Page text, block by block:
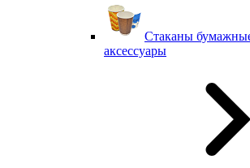
Стаканы
аксессуары